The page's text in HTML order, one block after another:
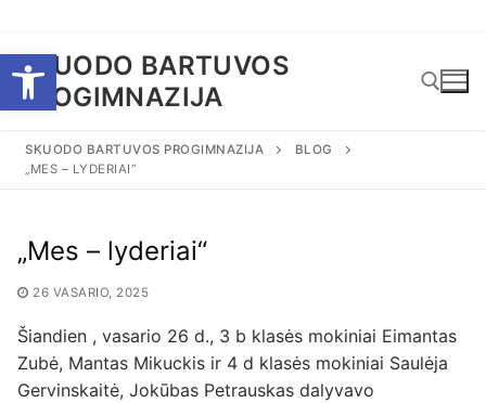
Open toolbar
prie
turinio
SKUODO BARTUVOS
PROGIMNAZIJA
SKUODO BARTUVOS PROGIMNAZIJA
BLOG
„MES – LYDERIAI“
„Mes – lyderiai“
26 VASARIO, 2025
Šiandien , vasario 26 d., 3 b klasės mokiniai Eimantas
Zubė, Mantas Mikuckis ir 4 d klasės mokiniai Saulėja
Gervinskaitė, Jokūbas Petrauskas dalyvavo